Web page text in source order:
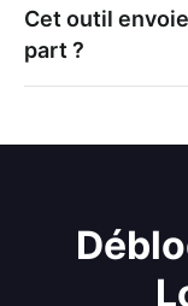
Cet outil
part ?